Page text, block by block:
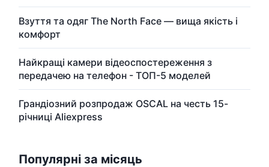
Взуття та одяг The North Face — вища якість і
комфорт
Найкращі камери відеоспостереження з
передачею на телефон - ТОП-5 моделей
Грандіозний розпродаж OSCAL на честь 15-
річниці Aliexpress
Популярні за місяць